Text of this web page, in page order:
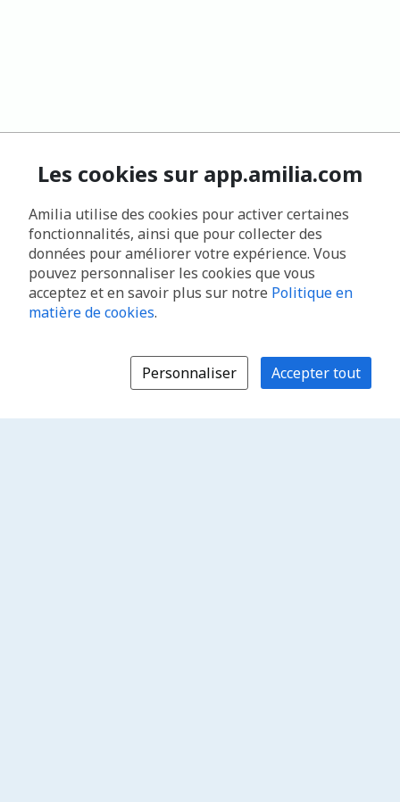
Les cookies sur app.amilia.com
Amilia utilise des cookies pour activer certaines
fonctionnalités, ainsi que pour collecter des
données pour améliorer votre expérience. Vous
pouvez personnaliser les cookies que vous
acceptez et en savoir plus sur notre Politique en
matière de cookies.
Personnaliser Accepter tout